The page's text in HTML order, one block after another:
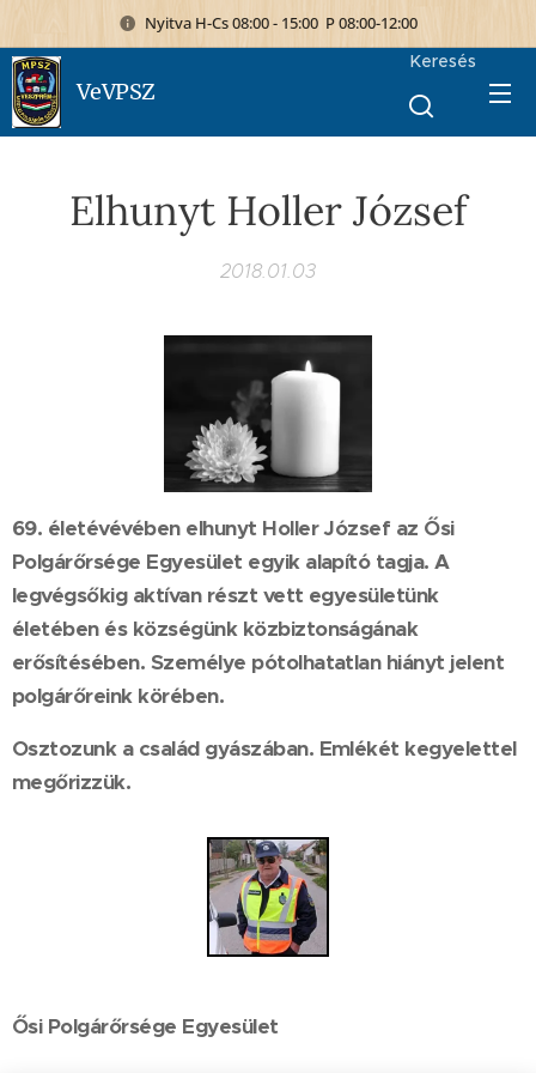
Nyitva H-Cs 08:00 - 15:00 P 08:00-12:00
VeVPSZ
Keresés
Elhunyt Holler József
2018.01.03
69. életévévében elhunyt Holler József az Ősi
Polgárőrsége Egyesület egyik alapító tagja. A
legvégsőkig aktívan részt vett egyesületünk
életében és községünk közbiztonságának
erősítésében. Személye pótolhatatlan hiányt jelent
polgárőreink körében.
Osztozunk a család gyászában. Emlékét kegyelettel
megőrizzük.
Ősi Polgárőrsége Egyesület